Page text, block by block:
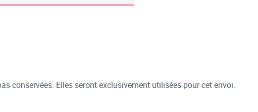
conservées. Elles seront exclusivement utilisées pour cet envoi.